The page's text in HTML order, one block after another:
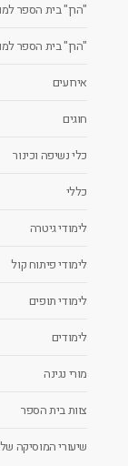
"הרן" בית הספר
"הרן" בית הספר
אירועים
חוגים
כלי נשיפה וכינור
כללי
לימודי גיטרה
לימודי פיתוח קול
לימודי תופים
לימודים
מורי נגינה
צוות בית הספר
שיעורי המוסיקה